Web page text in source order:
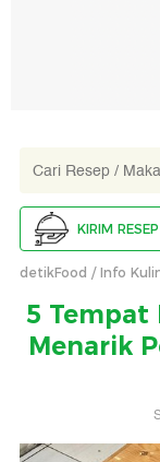
KIRIM RESEP
detikFood Info
5 Tempat
Menarik